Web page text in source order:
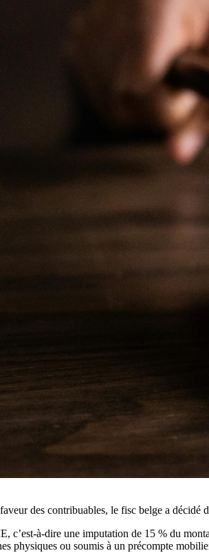
des contribuables, le fisc belge a décidé
c’est-à-dire une imputation de 15 % du
physiques ou soumis à un précompte